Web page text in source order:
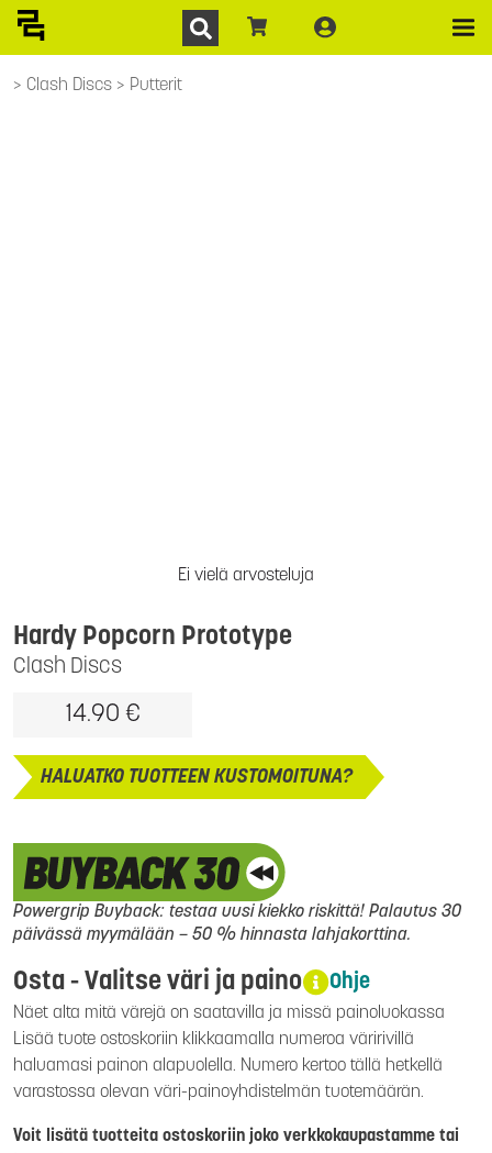
Clash Discs Putterit
Ei vielä arvosteluja
Clash Discs
Hardy Popcorn Prototype
14.90 €
HALUATKO TUOTTEEN KUSTOMOITUNA?
Powergrip Buyback: testaa uusi kiekko riskittä! Palautus 30
päivässä myymälään – 50 % hinnasta lahjakorttina.
Osta - Valitse väri ja paino Ohje
Näet alta mitä värejä on saatavilla ja missä painoluokassa
Lisää tuote ostoskoriin klikkaamalla numeroa väririvillä
haluamasi painon alapuolella. Numero kertoo tällä hetkellä
varastossa olevan väri-painoyhdistelmän tuotemäärän.
Voit lisätä tuotteita ostoskoriin joko verkkokaupastamme tai